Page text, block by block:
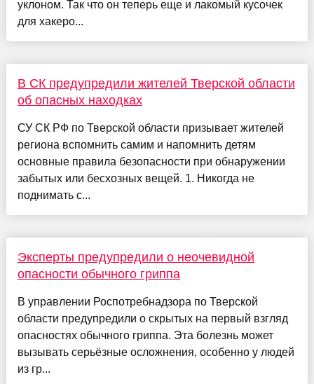
уклоном. Так что он теперь еще и лакомый кусочек
для хакеро...
В СК предупредили жителей Тверской области
об опасных находках
СУ СК РФ по Тверской области призывает жителей
региона вспомнить самим и напомнить детям
основные правила безопасности при обнаружении
забытых или бесхозных вещей. 1. Никогда не
поднимать с...
Эксперты предупредили о неочевидной
опасности обычного гриппа
В управлении Роспотребнадзора по Тверской
области предупредили о скрытых на первый взгляд
опасностях обычного гриппа. Эта болезнь может
вызывать серьёзные осложнения, особенно у людей
из гр...